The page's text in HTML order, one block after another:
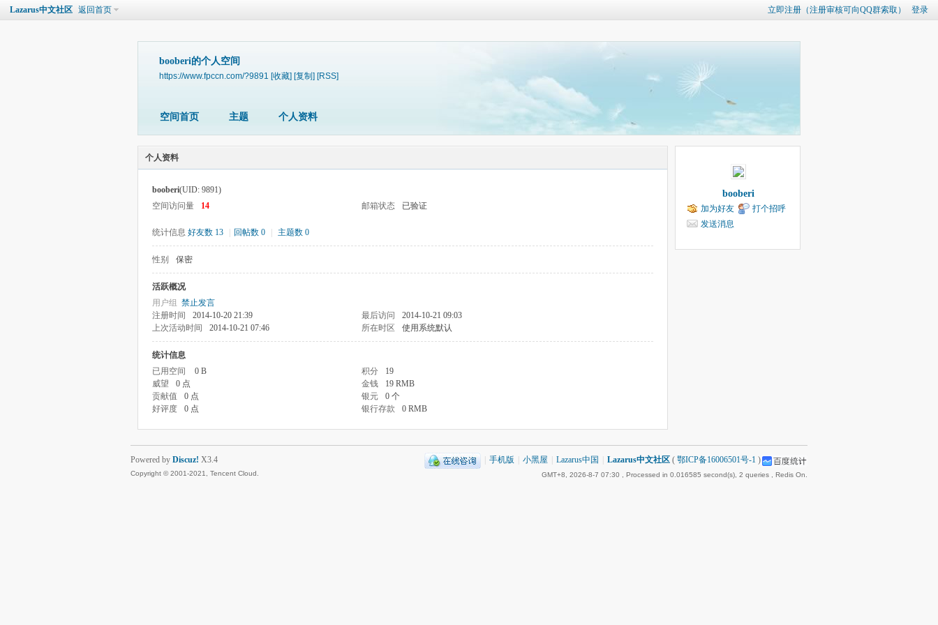
立即注册（注册审核可向QQ群索取） 登录
Lazarus中文社区 返回首页
booberi的个人空间
https://www.fpccn.com/?9891 [收藏] [复制] [RSS]
空间首页 主题 个人资料
个人资料
booberi(UID: 9891)
空间访问量
14 邮箱状态 已验证
统计信息 好友数 13 回帖数 0 主题数 0
性别 保密
活跃概况
用户组 禁止发言
注册时间
2014-10-20 21:39 最后访问
2014-10-21 09:03
上次活动时间
2014-10-21 07:46 所在时区 使用系统默认
统计信息
已用空间
0 B 积分
19
威望
0 点 金钱
19 RMB
贡献值
0 点 银元
0 个
好评度
0 点 银行存款 0 RMB
booberi
加为好友
打个招呼
发送消息
手机版 小黑屋 Lazarus中国 Lazarus中文社区 ( 鄂ICP备16006501号-1 )
GMT+8, 2026-8-7 07:30 , Processed in 0.016585 second(s), 2 queries , Redis On.
Powered by Discuz! X3.4
Copyright © 2001-2021, Tencent Cloud.